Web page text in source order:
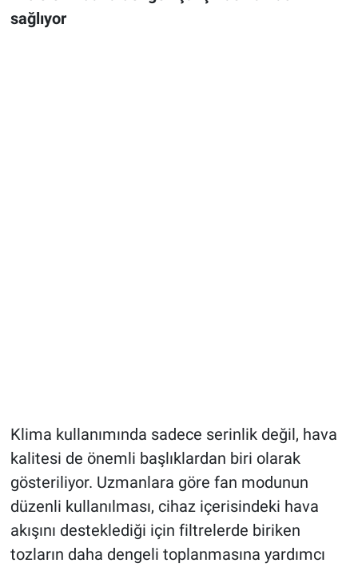
sağlıyor
Klima kullanımında sadece serinlik değil, hava
kalitesi de önemli başlıklardan biri olarak
gösteriliyor. Uzmanlara göre fan modunun
düzenli kullanılması, cihaz içerisindeki hava
akışını desteklediği için filtrelerde biriken
tozların daha dengeli toplanmasına yardımcı